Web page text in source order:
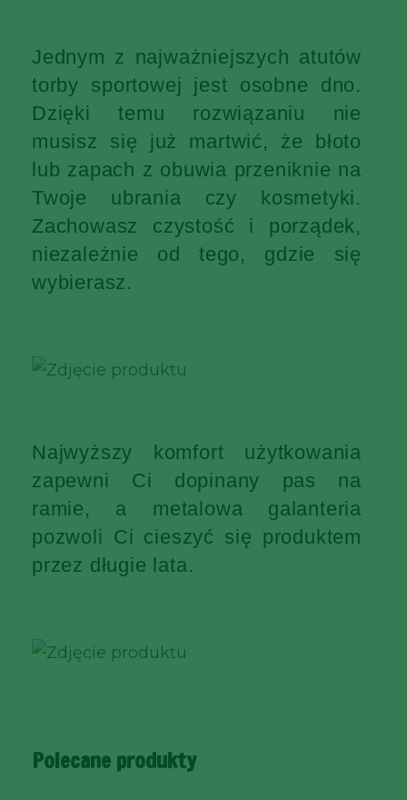
Jednym z najważniejszych atutów
torby sportowej jest osobne dno.
Dzięki temu rozwiązaniu nie
musisz się już martwić, że błoto
lub zapach z obuwia przeniknie na
Twoje ubrania czy kosmetyki.
Zachowasz czystość i porządek,
niezależnie od tego, gdzie się
wybierasz.
Najwyższy komfort użytkowania
zapewni Ci dopinany pas na
ramie, a metalowa galanteria
pozwoli Ci cieszyć się produktem
przez długie lata.
Polecane produkty